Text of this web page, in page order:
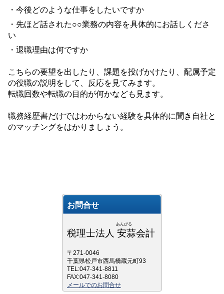
・今後どのような仕事をしたいですか
・先ほど話された○○業務の内容を具体的にお話しくださ
い
・退職理由は何ですか
こちらの要望を出したり、課題を投げかけたり、配属予定
の役職の説明をして、反応を見てみます。
転職回数や転職の目的が何かなども見ます。
職務経歴書だけではわからない経験を具体的に聞き自社と
のマッチングをはかりましょう。
お問合せ
あんびる
税理士法人 安蒜会計
〒271-0046
千葉県松戸市西馬橋蔵元町93
TEL:047-341-8811
FAX:047-341-8080
メールでのお問合せ